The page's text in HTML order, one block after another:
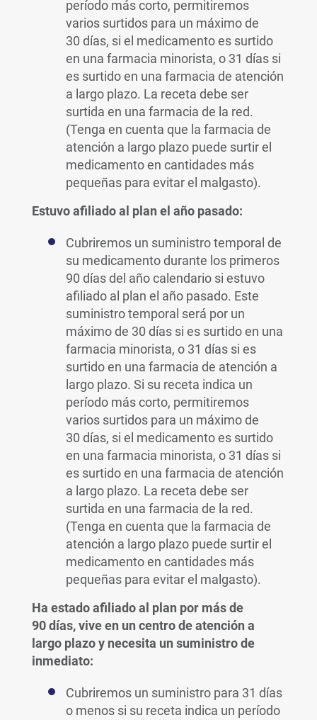
período más corto, permitiremos
varios surtidos para un máximo de
30 días, si el medicamento es surtido
en una farmacia minorista, o 31 días si
es surtido en una farmacia de atención
a largo plazo. La receta debe ser
surtida en una farmacia de la red.
(Tenga en cuenta que la farmacia de
atención a largo plazo puede surtir el
medicamento en cantidades más
pequeñas para evitar el malgasto).
Estuvo afiliado al plan el año pasado:
Cubriremos un suministro temporal de
su medicamento durante los primeros
90 días del año calendario si estuvo
afiliado al plan el año pasado. Este
suministro temporal será por un
máximo de 30 días si es surtido en una
farmacia minorista, o 31 días si es
surtido en una farmacia de atención a
largo plazo. Si su receta indica un
período más corto, permitiremos
varios surtidos para un máximo de
30 días, si el medicamento es surtido
en una farmacia minorista, o 31 días si
es surtido en una farmacia de atención
a largo plazo. La receta debe ser
surtida en una farmacia de la red.
(Tenga en cuenta que la farmacia de
atención a largo plazo puede surtir el
medicamento en cantidades más
pequeñas para evitar el malgasto).
Ha estado afiliado al plan por más de
90 días, vive en un centro de atención a
largo plazo y necesita un suministro de
inmediato:
Cubriremos un suministro para 31 días
o menos si su receta indica un período